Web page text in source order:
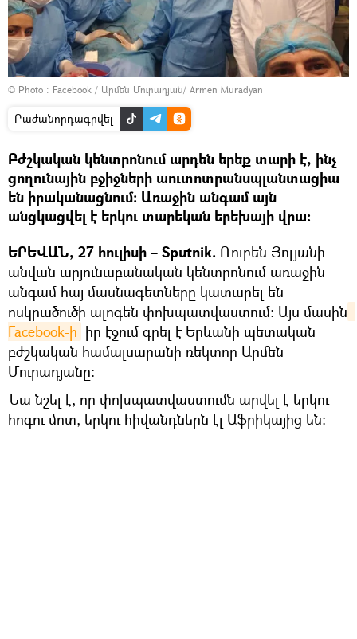
© Photo : Facebook / Արմեն Մուրադյան/ Armen Muradyan
Բաժանորդագրվել
Բժշկական կենտրոնում արդեն երեք տարի է, ինչ
ցողունային բջիջների աուտոտրանսպլանտացիա
են իրականացնում։ Առաջին անգամ այն
անցկացվել է երկու տարեկան երեխայի վրա։
ԵՐԵՎԱՆ, 27 հուլիսի – Sputnik. Ռուբեն Յոլյանի
անվան արյունաբանական կենտրոնում առաջին
անգամ հայ մասնագետները կատարել են
ոսկրածուծի ալոգեն փոխպատվաստում։ Այս մասին
Facebook-ի իր էջում գրել է Երևանի պետական
բժշկական համալսարանի ռեկտոր Արմեն
Մուրադյանը։
Նա նշել է, որ փոխպատվաստումն արվել է երկու
հոգու մոտ, երկու հիվանդներն էլ Աֆրիկայից են։